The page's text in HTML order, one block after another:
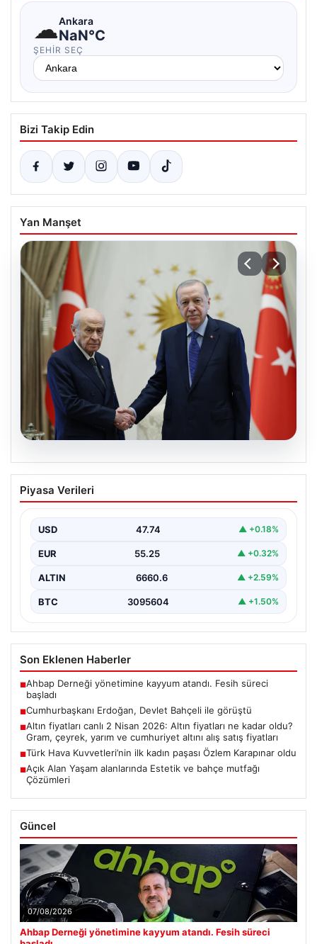
☁Ankara
NaN°C
ŞEHIR SEÇ
Bizi Takip Edin
Yan Manşet
Cumhurbaşkanı Erdoğan, Devlet
Bahçeli ile görüştü
Piyasa Verileri
USD 47.74 ▲ +0.18%
EUR 55.25 ▲ +0.32%
ALTIN 6660.6 ▲ +2.59%
BTC 3095604 ▲ +1.50%
Son Eklenen Haberler
■Ahbap Derneği yönetimine kayyum atandı. Fesih süreci
başladı
■Cumhurbaşkanı Erdoğan, Devlet Bahçeli ile görüştü
■Altın fiyatları canlı 2 Nisan 2026: Altın fiyatları ne kadar oldu?
Gram, çeyrek, yarım ve cumhuriyet altını alış satış fiyatları
■Türk Hava Kuvvetleri’nin ilk kadın paşası Özlem Karapınar oldu
■Açık Alan Yaşam alanlarında Estetik ve bahçe mutfağı
Çözümleri
Güncel
07/08/2026
Ahbap Derneği yönetimine kayyum atandı. Fesih süreci